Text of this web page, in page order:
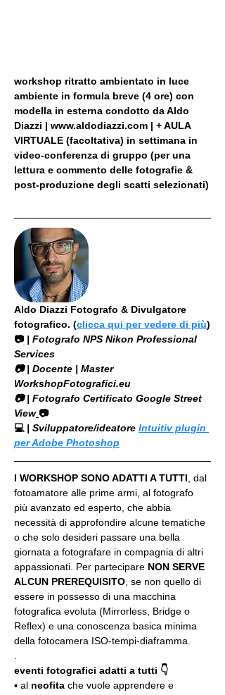
workshop ritratto ambientato in luce
ambiente in formula breve (4 ore) con
modella in esterna condotto da Aldo
Diazzi | www.aldodiazzi.com | + AULA
VIRTUALE (facoltativa) in settimana in
video-conferenza di gruppo (per una
lettura e commento delle fotografie &
post-produzione degli scatti selezionati)
Aldo Diazzi Fotografo & Divulgatore
fotografico. (clicca qui per vedere di più)
📷 | Fotografo NPS Nikon Professional
Services
​📷 | Docente | Master
WorkshopFotografici.eu
📷 | Fotografo Certificato Google Street
View 📷
💻 | Sviluppatore/ideatore Intuitiv plugin
per Adobe Photoshop
I WORKSHOP SONO ADATTI A TUTTI , dal
fotoamatore alle prime armi, al fotografo
più avanzato ed esperto, che abbia
necessità di approfondire alcune tematiche
o che solo desideri passare una bella
giornata a fotografare in compagnia di altri
appassionati. Per partecipare NON SERVE
ALCUN PREREQUISITO , se non quello di
essere in possesso di una macchina
fotografica evoluta (Mirrorless, Bridge o
Reflex) e una conoscenza basica minima
della fotocamera ISO-tempi-diaframma.
eventi fotografici adatti a tutti 👇
▪️ al neofita che vuole apprendere e